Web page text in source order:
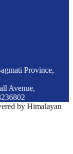
Province,
Avenue,
by Himalayan